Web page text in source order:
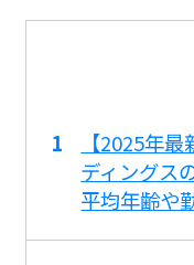
【2025年
ディングス
平均年齢や